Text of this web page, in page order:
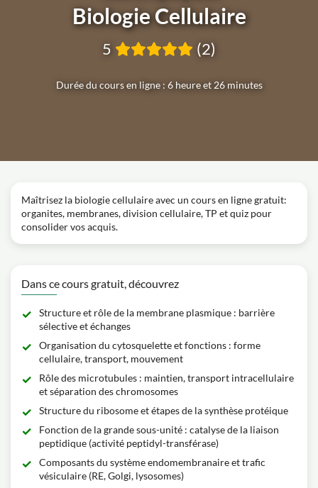
Biologie Cellulaire
Durée du cours en ligne : 6 heure et 26 minutes
5 (2)
Maîtrisez la biologie cellulaire avec un cours en ligne gratuit:
organites, membranes, division cellulaire, TP et quiz pour
consolider vos acquis.
Dans ce cours gratuit, découvrez
Structure et rôle de la membrane plasmique : barrière
sélective et échanges
Organisation du cytosquelette et fonctions : forme
cellulaire, transport, mouvement
Rôle des microtubules : maintien, transport intracellulaire
et séparation des chromosomes
Structure du ribosome et étapes de la synthèse protéique
Fonction de la grande sous-unité : catalyse de la liaison
peptidique (activité peptidyl-transférase)
Composants du système endomembranaire et trafic
vésiculaire (RE, Golgi, lysosomes)